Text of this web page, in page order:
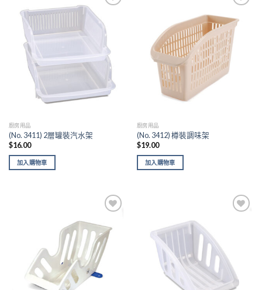
wishlist
廚房用品
(No. 3411) 2層罐裝汽水架
$16.00
加入購物車
wishlist
廚房用品
(No. 3412) 樽裝調味架
$19.00
加入購物車
wishlist